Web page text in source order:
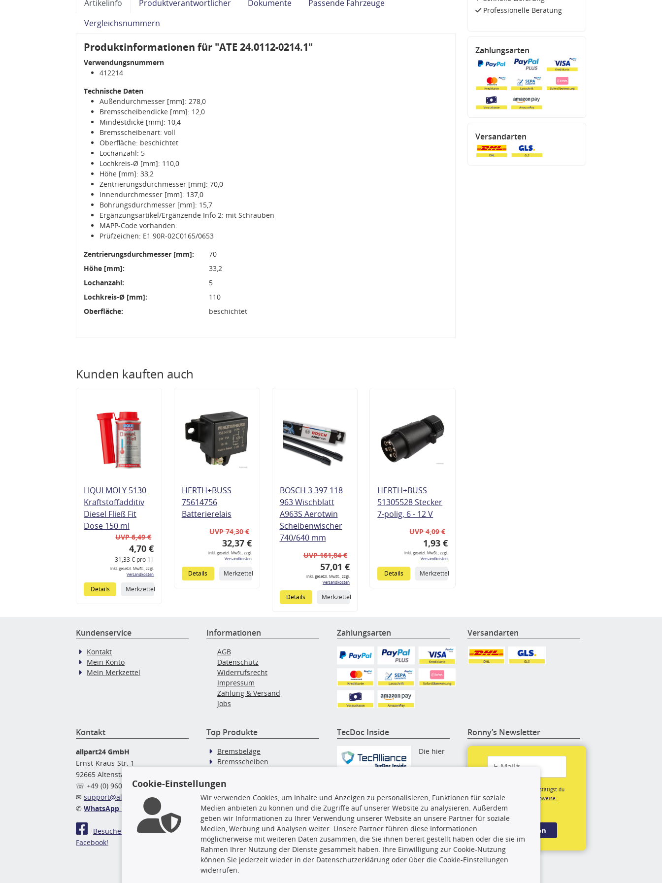
Artikelinfo Produktverantwortlicher Dokumente
Passende Fahrzeuge
Vergleichsnummern
Produktinformationen für "ATE 24.0112-0214.1"
Verwendungsnummern
412214
Technische Daten
Außendurchmesser [mm]: 278,0
Bremsscheibendicke [mm]: 12,0
Mindestdicke [mm]: 10,4
Bremsscheibenart: voll
Oberfläche: beschichtet
Lochanzahl: 5
Lochkreis-Ø [mm]: 110,0
Höhe [mm]: 33,2
Zentrierungsdurchmesser [mm]: 70,0
Innendurchmesser [mm]: 137,0
Bohrungsdurchmesser [mm]: 15,7
Ergänzungsartikel/Ergänzende Info 2: mit Schrauben
MAPP-Code vorhanden:
Prüfzeichen: E1 90R-02C0165/0653
Zentrierungsdurchmesser [mm]:
70
Höhe [mm]:
33,2
Lochanzahl:
5
Lochkreis-Ø [mm]:
110
Oberfläche:
beschichtet
Kunden kauften auch
LIQUI MOLY 5130
Kraftstoffadditiv
Diesel Fließ Fit
Dose 150 ml
UVP 6,49 €
4,70 €
31,33 € pro 1 l
inkl. gesetzl. MwSt., zzgl.
Versandkosten
Details Merkzettel
HERTH+BUSS
75614756
Batterierelais
UVP 74,30 €
32,37 €
inkl. gesetzl. MwSt., zzgl.
Versandkosten
Details Merkzettel
BOSCH 3 397 118
963 Wischblatt
A963S Aerotwin
Scheibenwischer
740/640 mm
UVP 161,84 €
57,01 €
inkl. gesetzl. MwSt., zzgl.
Versandkosten
Details Merkzettel
HERTH+BUSS
51305528 Stecker
7-polig, 6 - 12 V
UVP 4,09 €
1,93 €
inkl. gesetzl. MwSt., zzgl.
Versandkosten
Details Merkzettel
Professionelle Beratung
Zahlungsarten
Versandarten
Kundenservice
Kontakt
Mein Konto
Mein Merkzettel
Informationen
AGB
Datenschutz
Widerrufsrecht
Impressum
Zahlung & Versand
Jobs
Zahlungsarten Versandarten
Kontakt
allpart24 GmbH
Ernst-Kraus-Str. 1
92665 Altenstadt
☏ +49 (0) 9602 / 9 42 49 46
✉ support@allpart24.de
✆ WhatsApp Nachricht
Besuchen Sie uns auf
Facebook!
Top Produkte
Bremsbeläge
Bremsscheiben
Ölfilter
Wischerblätter
Zündkerzen
TecDoc Inside
Die hier
nicht kopiert werden. Es ist zu
unterlassen, die Daten oder die
gesamte Datenbank ohne vorherige
Zustimmung TecDocs zu
vervielfältigen, zu verbreiten
und/oder diese Handlungen durch
Dritte ausführen zu lassen. Ein
Ronny’s Newsletter
Mit der Anmeldung bestätigst du
unsereDatenschutzhinweise.
(*Pflichtfeld)
Anmelden
Cookie-Einstellungen
Wir verwenden Cookies, um Inhalte und Anzeigen zu personalisieren, Funktionen für soziale
Medien anbieten zu können und die Zugriffe auf unserer Website zu analysieren. Außerdem
geben wir Informationen zu Ihrer Verwendung unserer Website an unsere Partner für soziale
Medien, Werbung und Analysen weiter. Unsere Partner führen diese Informationen
möglicherweise mit weiteren Daten zusammen, die Sie ihnen bereit gestellt haben oder die sie im
Rahmen Ihrer Nutzung der Dienste gesammelt haben. Ihre Einwilligung zur Cookie-Nutzung
können Sie jederzeit wieder in der Datenschutzerklärung oder über die Cookie-Einstellungen
widerrufen.